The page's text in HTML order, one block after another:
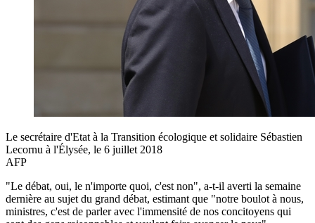
Le secrétaire d'Etat à la Transition écologique et solidaire Sébastien
Lecornu à l'Élysée, le 6 juillet 2018
AFP
"Le débat, oui, le n'importe quoi, c'est non", a-t-il averti la semaine
dernière au sujet du grand débat, estimant que "notre boulot à nous,
ministres, c'est de parler avec l'immensité de nos concitoyens qui